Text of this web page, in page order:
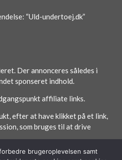
“Uld-undertoej.dk”
Der annonceres således i
sponseret indhold.
affiliate links.
efter at have klikket på et link,
som bruges til at drive
brugeroplevelsen samt